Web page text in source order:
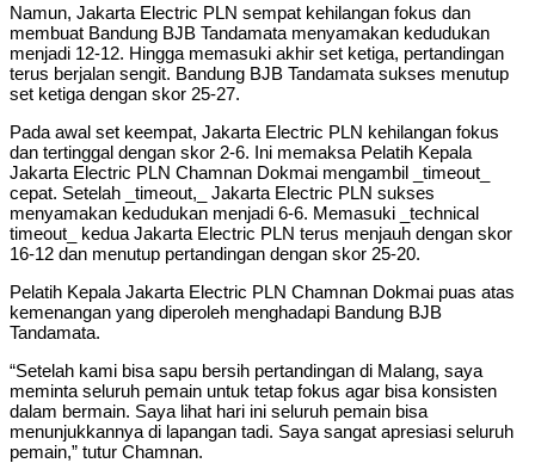
Namun, Jakarta Electric PLN sempat kehilangan fokus dan
membuat Bandung BJB Tandamata menyamakan kedudukan
menjadi 12-12. Hingga memasuki akhir set ketiga, pertandingan
terus berjalan sengit. Bandung BJB Tandamata sukses menutup
set ketiga dengan skor 25-27.
Pada awal set keempat, Jakarta Electric PLN kehilangan fokus
dan tertinggal dengan skor 2-6. Ini memaksa Pelatih Kepala
Jakarta Electric PLN Chamnan Dokmai mengambil _timeout_
cepat. Setelah _timeout,_ Jakarta Electric PLN sukses
menyamakan kedudukan menjadi 6-6. Memasuki _technical
timeout_ kedua Jakarta Electric PLN terus menjauh dengan skor
16-12 dan menutup pertandingan dengan skor 25-20.
Pelatih Kepala Jakarta Electric PLN Chamnan Dokmai puas atas
kemenangan yang diperoleh menghadapi Bandung BJB
Tandamata.
“Setelah kami bisa sapu bersih pertandingan di Malang, saya
meminta seluruh pemain untuk tetap fokus agar bisa konsisten
dalam bermain. Saya lihat hari ini seluruh pemain bisa
menunjukkannya di lapangan tadi. Saya sangat apresiasi seluruh
pemain,” tutur Chamnan.